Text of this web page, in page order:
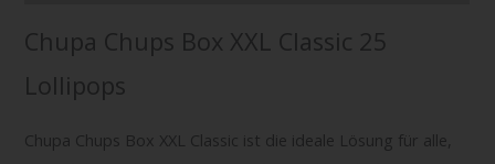
Chupa Chups Box XXL Classic 25
Lollipops
Chupa Chups Box XXL Classic ist die ideale Lösung für alle,